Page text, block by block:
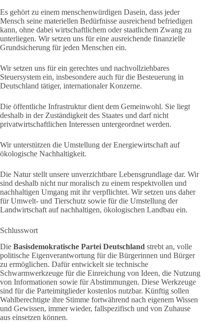
Es gehört zu einem menschenwürdigen Dasein, dass jeder
Mensch seine materiellen Bedürfnisse ausreichend befriedigen
kann, ohne dabei wirtschaftlichem oder staatlichem Zwang zu
unterliegen. Wir setzen uns für eine ausreichende finanzielle
Grundsicherung für jeden Menschen ein.
Wir setzen uns für ein gerechtes und nachvollziehbares
Steuersystem ein, insbesondere auch für die Besteuerung in
Deutschland tätiger, internationaler Konzerne.
Die öffentliche Infrastruktur dient dem Gemeinwohl. Sie liegt
deshalb in der Zuständigkeit des Staates und darf nicht
privatwirtschaftlichen Interessen untergeordnet werden.
Wir unterstützen die Umstellung der Energiewirtschaft auf
ökologische Nachhaltigkeit.
Die Natur stellt unsere unverzichtbare Lebensgrundlage dar. Wir
sind deshalb nicht nur moralisch zu einem respektvollen und
nachhaltigen Umgang mit ihr verpflichtet. Wir setzen uns daher
für Umwelt- und Tierschutz sowie für die Umstellung der
Landwirtschaft auf nachhaltigen, ökologischen Landbau ein.
Schlusswort
Die Basisdemokratische Partei Deutschland strebt an, volle
politische Eigenverantwortung für die Bürgerinnen und Bürger
zu ermöglichen. Dafür entwickelt sie technische
Schwarmwerkzeuge für die Einreichung von Ideen, die Nutzung
von Informationen sowie für Abstimmungen. Diese Werkzeuge
sind für die Parteimitglieder kostenlos nutzbar. Künftig sollen
Wahlberechtigte ihre Stimme fortwährend nach eigenem Wissen
und Gewissen, immer wieder, fallspezifisch und von Zuhause
aus einsetzen können.